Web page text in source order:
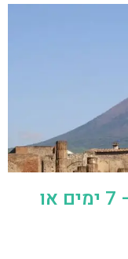
קמפניה פאס: ארטקארד 3 – 7 ימים או